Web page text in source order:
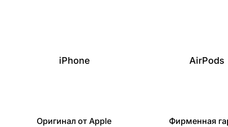
iPhone AirPods
Оригинал от Apple Фирменная